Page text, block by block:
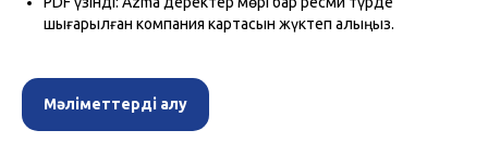
шығарылған компания картасын жүктеп алыңыз.
Мәліметтерді алу